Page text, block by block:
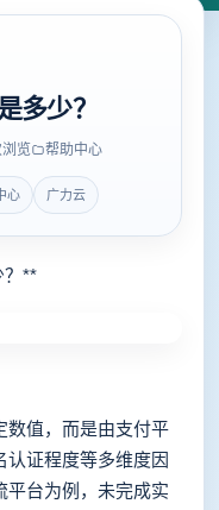
多少？
览 帮助中心
心 广力云
**
值，而是由支付平
认证程度等多维度因
平台为例，未完成实